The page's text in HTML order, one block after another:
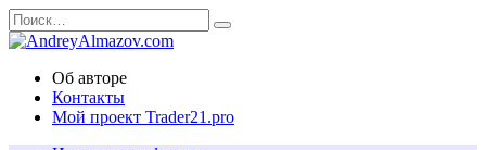
Перейти
к
содержанию
Search
for:
Об авторе
Контакты
Мой проект Trader21.pro